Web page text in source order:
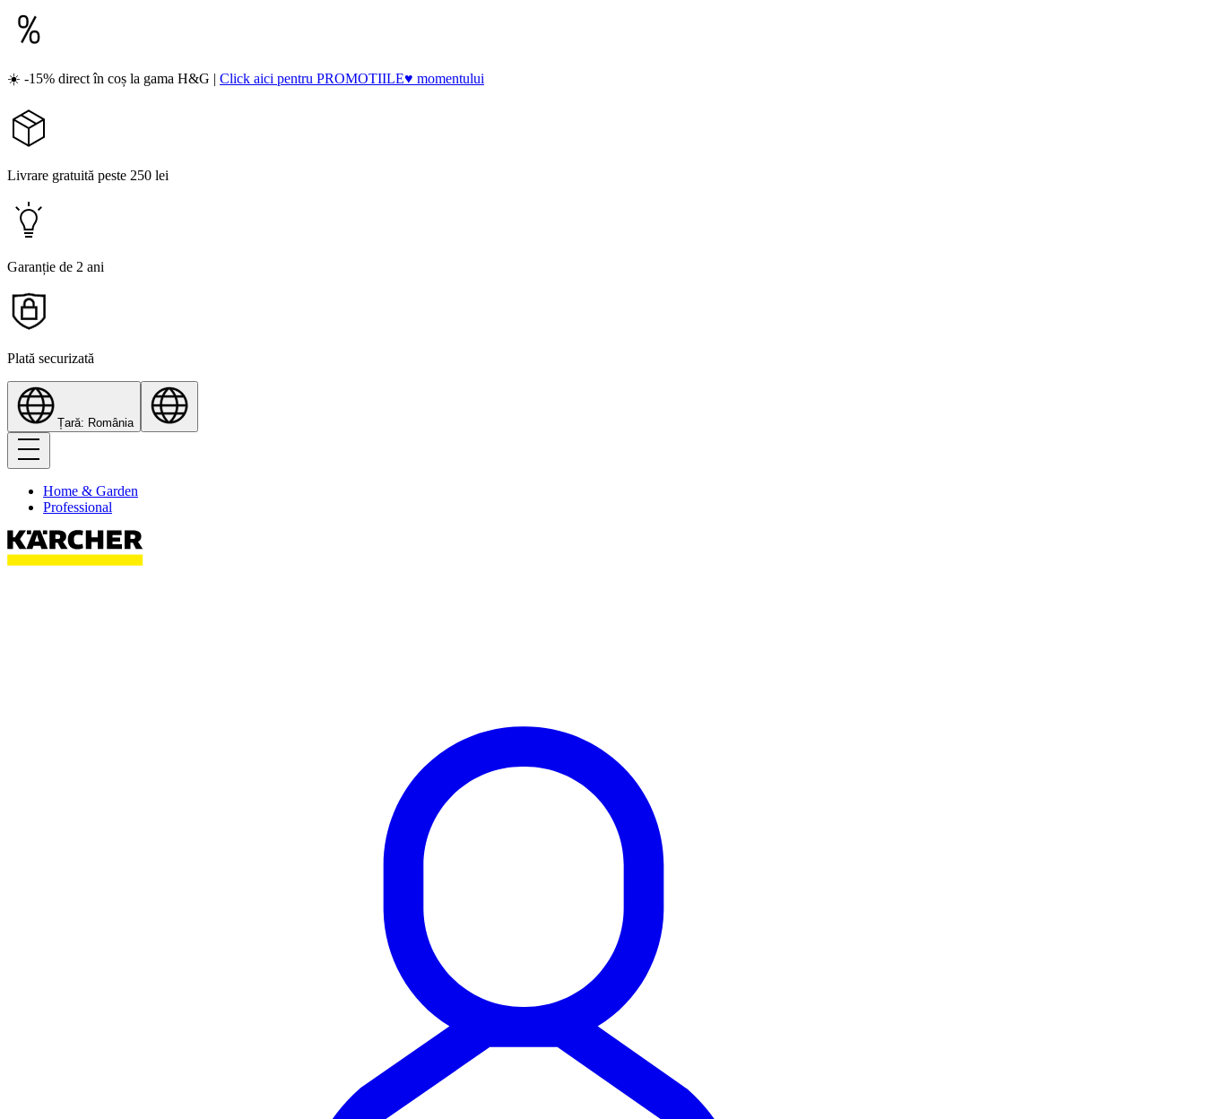
☀️ -15% direct în coș la gama H&G | Click aici pentru PROMOTIILE♥ momentului
Livrare gratuită peste 250 lei
Garanție de 2 ani
Plată securizată
Țară: România
Home & Garden
Professional